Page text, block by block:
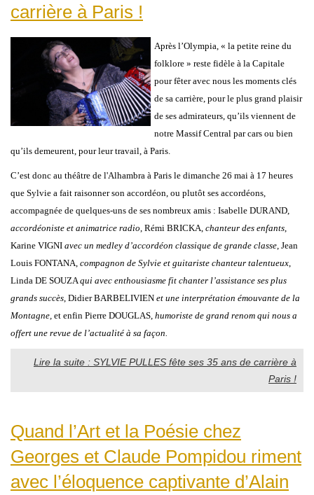
carrière à Paris !
Après l’Olympia, « la petite reine du
folklore » reste fidèle à la Capitale
pour fêter avec nous les moments clés
de sa carrière, pour le plus grand plaisir
de ses admirateurs, qu’ils viennent de
notre Massif Central par cars ou bien
qu’ils demeurent, pour leur travail, à Paris.
C’est donc au théâtre de l'Alhambra à Paris le dimanche 26 mai à 17 heures
que Sylvie a fait raisonner son accordéon, ou plutôt ses accordéons,
accompagnée de quelques-uns de ses nombreux amis : Isabelle DURAND,
accordéoniste et animatrice radio , Rémi BRICKA, chanteur des enfants
Karine VIGNI avec un medley d’accordéon classique de grande classe , Jean
Louis FONTANA, compagnon de Sylvie et guitariste chanteur talentueux
Linda DE SOUZA qui avec enthousiasme fit chanter l’assistance ses plus
grands succès , Didier BARBELIVIEN et une interprétation émouvante de la
Montagne, et enfin Pierre DOUGLAS, humoriste de grand renom qui nous a
offert une revue de l’actualité à sa façon.
Lire la suite : SYLVIE PULLES fête ses 35 ans de carrière à
Paris !
Quand l’Art et la Poésie chez
Georges et Claude Pompidou riment
avec l’éloquence captivante d’Alain